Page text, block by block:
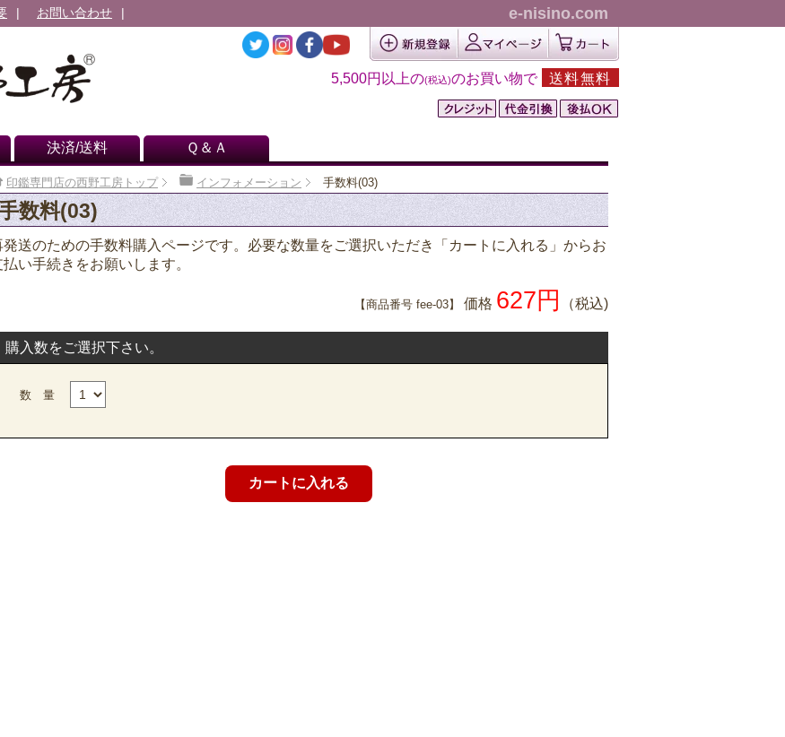
お問い合わせ e-nisino.com
5,500円以上の(税込)のお買い物で 送料無料
決済/送料 Ｑ＆Ａ
印鑑専門店の西野工房トップ インフォメーション 手数料(03)
数料(03)
発送のための手数料購入ページです。必要な数量をご選択いただき「カートに入れる」からお
払い手続きをお願いします。
【商品番号 fee-03】 価格 627円 （税込)
購入数をご選択下さい。
数 量